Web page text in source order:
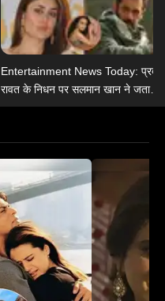
Entertainment News Today: प्रदीप
रावत के निधन पर सलमान खान ने जताया
दुख, संजय लीला भंसाली के साथ काम